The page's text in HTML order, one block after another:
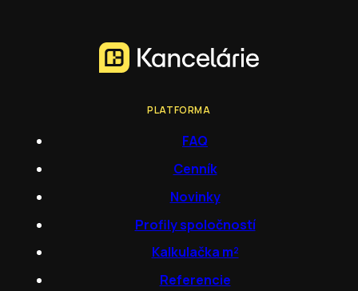
PLATFORMA
FAQ
Cenník
Novinky
Profily spoločností
Kalkulačka m²
Referencie